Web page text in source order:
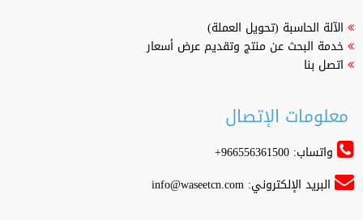
الآلة الحاسبة (تحويل العملة)
خدمة البحث عن منتج وتقديم عرض أسعار
اتصل بنا
معلومات الإتصال
واتساب: 966556361500+
البريد الإلكتروني:info@waseetcn.com